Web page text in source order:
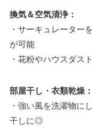
換気＆空気清浄：
・サーキュレーター
が可能
・花粉やハウスダス
部屋干し・衣類乾燥：
・強い風を洗濯物に
干しに◎